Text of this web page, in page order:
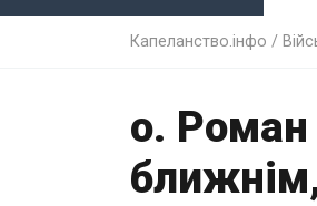
Капеланство.інфо /
о. Роман